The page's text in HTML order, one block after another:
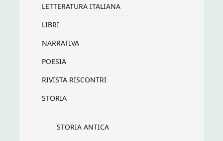
LETTERATURA ITALIANA
LIBRI
NARRATIVA
POESIA
RIVISTA RISCONTRI
STORIA
STORIA ANTICA